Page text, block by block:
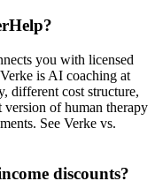
you with licensed
is AI coaching at
different cost structure,
of human therapy
See Verke vs.
discounts?